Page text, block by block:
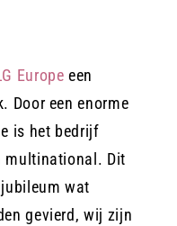
Europe een
Door een enorme
is het bedrijf
multinational. Dit
wat
gevierd, wij zijn